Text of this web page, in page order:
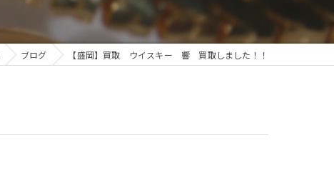
時計
ブログ 【盛岡】買取 ウイスキー 響 買取しました！！